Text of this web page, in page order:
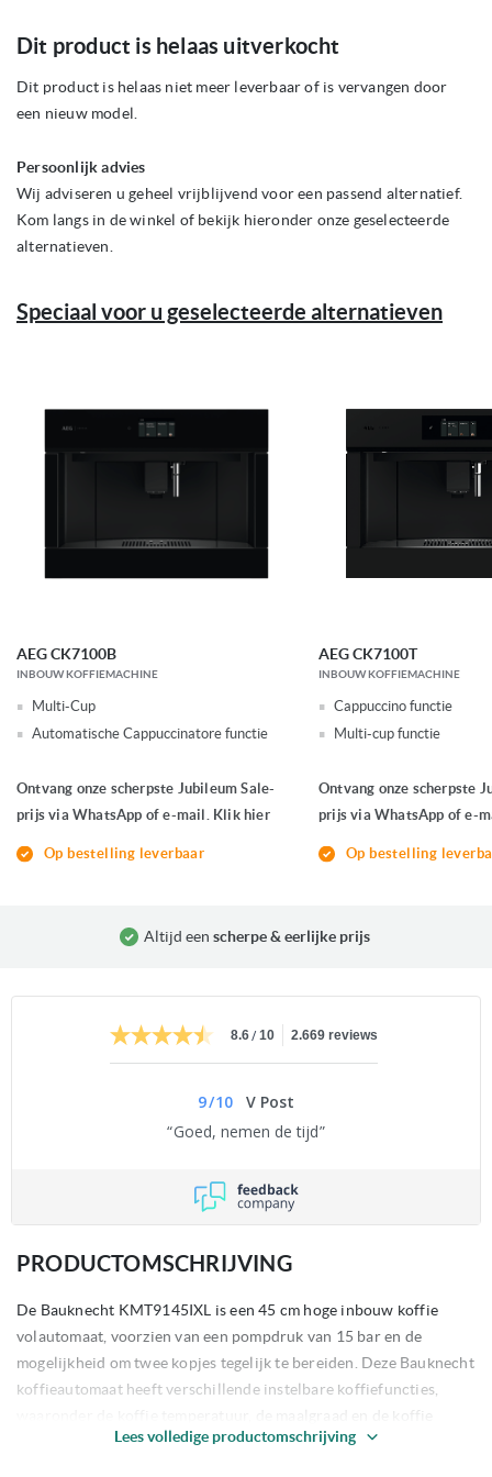
naar
begin
van
Dit product is helaas uitverkocht
Dit product is helaas niet meer leverbaar of is vervangen door
een nieuw model.
Persoonlijk advies
Wij adviseren u geheel vrijblijvend voor een passend alternatief.
Kom langs in de winkel of bekijk hieronder onze geselecteerde
alternatieven.
Speciaal voor u geselecteerde alternatieven
AEG CK7100B
INBOUW KOFFIEMACHINE
Multi-Cup
Automatische Cappuccinatore functie
Ontvang onze scherpste Jubileum Sale-
prijs via WhatsApp of e-mail. Klik hier
Op bestelling leverbaar
AEG CK7100T
INBOUW KOFFIEMACHINE
Cappuccino functie
Multi-cup functie
Ontvang onze scherpste
prijs via WhatsApp of e-
Op bestelling
Altijd een scherpe & eerlijke prijs
8.6/ 10 2.669 reviews
9/10
V Post
Goed, nemen de tijd
PRODUCTOMSCHRIJVING
De Bauknecht KMT9145IXL is een 45 cm hoge inbouw koffie
volautomaat, voorzien van een pompdruk van 15 bar en de
mogelijkheid om twee kopjes tegelijk te bereiden. Deze Bauknecht
koffieautomaat heeft verschillende instelbare koffiefuncties,
waaronder de koffie temperatuur, de maalgraad en de koffie
sterkte. Tevens kunt u gebruik maken van de volautomatische
Lees volledige productomschrijving